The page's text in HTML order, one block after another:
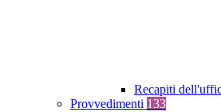
Recapiti
Provvedimenti 133